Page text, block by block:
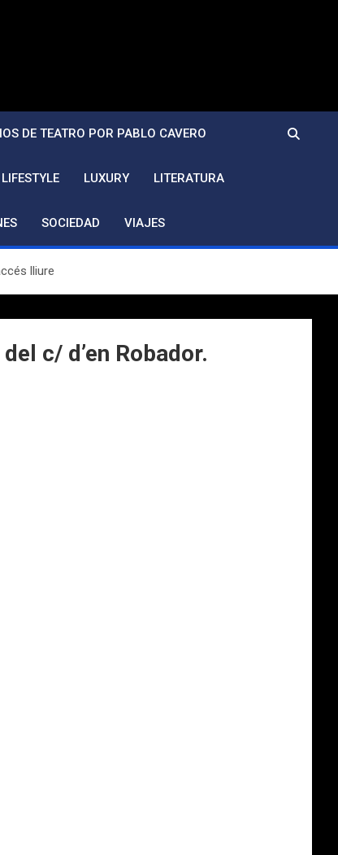
DE TEATRO POR PABLO CAVERO
LIFESTYLE LUXURY LITERATURA
SOCIEDAD VIAJES
lliure
c/ d’en Robador.